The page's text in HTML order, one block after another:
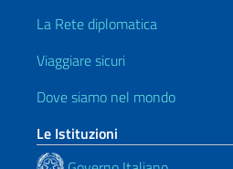
La Rete diplomatica
Viaggiare sicuri
Dove siamo nel mondo
Le Istituzioni